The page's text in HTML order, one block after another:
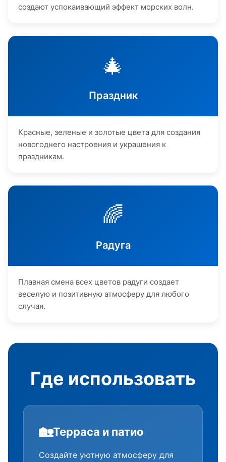
создают успокаивающий эффект морских волн.
🎄
Праздник
Красные, зеленые и золотые цвета для создания
новогоднего настроения и украшения к
праздникам.
🌈
Радуга
Плавная смена всех цветов радуги создает
веселую и позитивную атмосферу для любого
случая.
Где использовать
🏡Терраса и патио
Создайте уютную атмосферу для